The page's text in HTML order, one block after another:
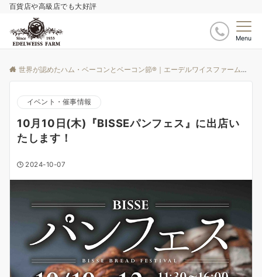
百貨店や高級店でも大好評
Menu
世界が認めたハム・ベーコンとベーコン節®｜エーデルワイスファーム
イベント・催事情報
10月10日(木)『BISSEパンフェス』に出店い
たします！
2024-10-07